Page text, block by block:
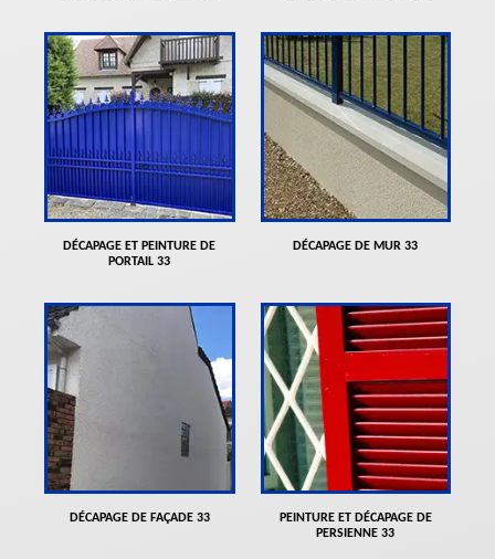
DÉCAPAGE ET PEINTURE DE
PORTAIL 33
DÉCAPAGE DE MUR 33
DÉCAPAGE DE FAÇADE 33
PEINTURE ET DÉCAPAGE DE
PERSIENNE 33